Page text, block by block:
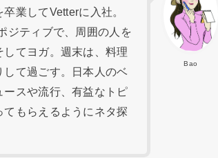
Bao
業してVetterに入社。
ジティブで、周囲の人を
てヨガ。週末は、料理
て過ごす。日本人のベ
ースや流行、有益なトピ
もらえるようにネタ探